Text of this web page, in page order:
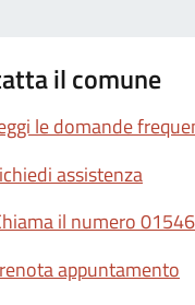
il comune
le domande
assistenza
il numero
appuntamento